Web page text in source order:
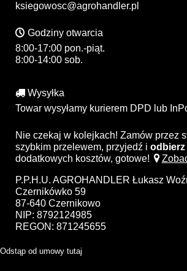
ksiegowosc@agrohandler.pl
Godziny otwarcia
8:00-17:00 pon.-piąt.
8:00-14:00 sob.
Wysyłka
Towar wysyłamy kurierem DPD lub
Nie czekaj w kolejkach! Zamów przez
szybkim przelewem, przyjedź i
dodatkowych kosztów, gotowe!
P.P.H.U. AGROHANDLER Łukasz
Czernikówko 59
87-640 Czernikowo
NIP: 8792124985
REGON: 871245655
Odstąp od umowy tutaj